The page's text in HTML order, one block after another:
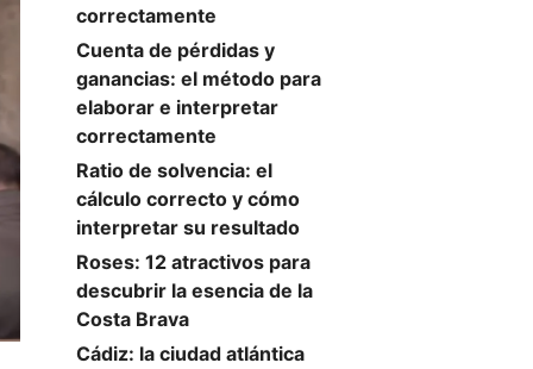
correctamente
Cuenta de pérdidas y
ganancias: el método para
elaborar e interpretar
correctamente
Ratio de solvencia: el
cálculo correcto y cómo
interpretar su resultado
Roses: 12 atractivos para
descubrir la esencia de la
Costa Brava
Cádiz: la ciudad atlántica